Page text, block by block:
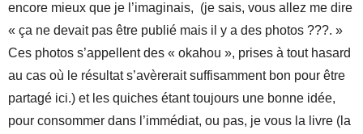
encore mieux que je l’imaginais, (je sais, vous allez me dire
« ça ne devait pas être publié mais il y a des photos ???. »
Ces photos s’appellent des « okahou », prises à tout hasard
au cas où le résultat s’avèrerait suffisamment bon pour être
partagé ici.) et les quiches étant toujours une bonne idée,
pour consommer dans l’immédiat, ou pas, je vous la livre (la